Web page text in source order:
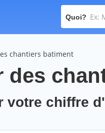
Quoi?
chantiers batiment
des
votre chiffre